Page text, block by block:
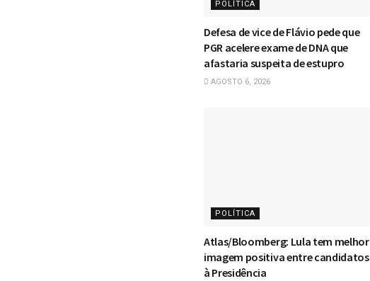
POLÍTICA
Defesa de vice de Flávio pede que
PGR acelere exame de DNA que
afastaria suspeita de estupro
AGOSTO 6, 2026
POLÍTICA
Atlas/Bloomberg: Lula tem melhor
imagem positiva entre candidatos
à Presidência